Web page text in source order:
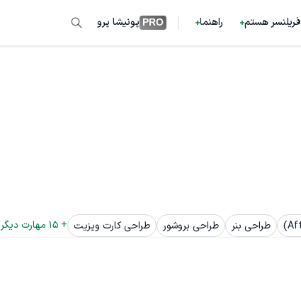
فریلنسر هستم راهنما PRO پونیشا پرو
طراحی بنر طراحی بروشور طراحی کارت ویزیت +
15 مهارت دیگر